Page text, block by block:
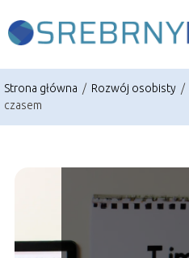
Strona główna / Rozwój osobisty /
czasem